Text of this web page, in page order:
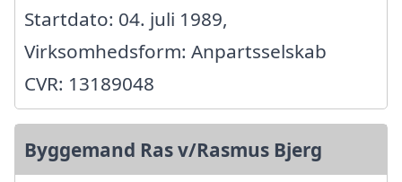
Startdato: 04. juli 1989,
Virksomhedsform: Anpartsselskab
CVR: 13189048
Byggemand Ras v/Rasmus Bjerg